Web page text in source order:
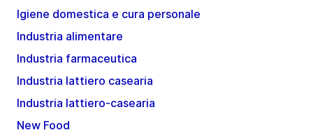
Igiene domestica e cura personale
Industria alimentare
Industria farmaceutica
Industria lattiero casearia
Industria lattiero-casearia
New Food